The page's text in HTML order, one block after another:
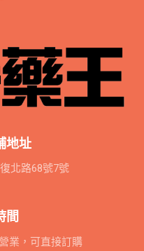
地址
北路68號7號
間
業，可直接訂購